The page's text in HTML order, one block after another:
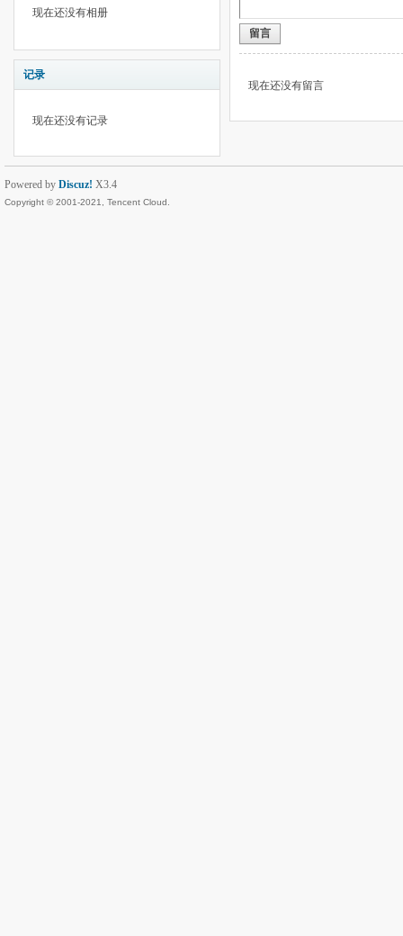
现在还没有相册
记录
现在还没有记录
留言
现在还没有留言
Powered by Discuz! X3.4
Copyright © 2001-2021, Tencent Cloud.